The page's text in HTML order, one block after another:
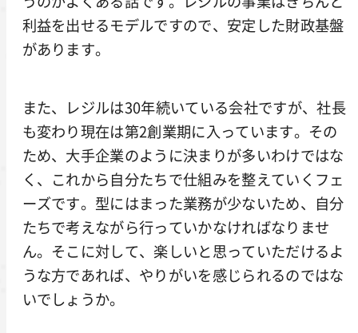
利益を出せるモデルですので、安定した財政基盤
があります。
また、レジルは30年続いている会社ですが、社長
も変わり現在は第2創業期に入っています。その
ため、大手企業のように決まりが多いわけではな
く、これから自分たちで仕組みを整えていくフェ
ーズです。型にはまった業務が少ないため、自分
たちで考えながら行っていかなければなりませ
ん。そこに対して、楽しいと思っていただけるよ
うな方であれば、やりがいを感じられるのではな
いでしょうか。